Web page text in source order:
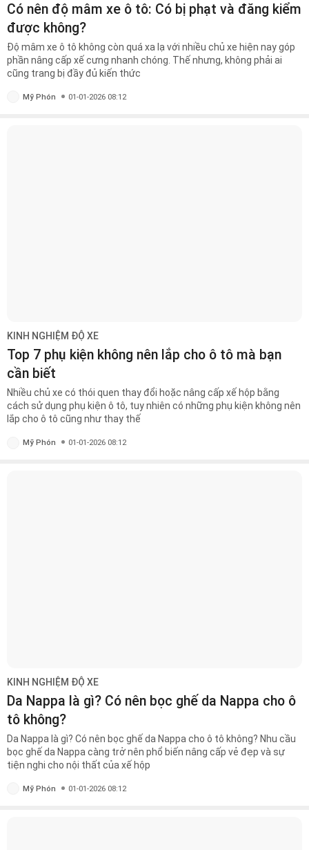
Có nên độ mâm xe ô tô: Có bị phạt và đăng kiểm
được không?
Độ mâm xe ô tô không còn quá xa lạ với nhiều chủ xe hiện nay góp
phần nâng cấp xế cưng nhanh chóng. Thế nhưng, không phải ai
cũng trang bị đầy đủ kiến thức
Mỹ Phón 01-01-2026 08:12
KINH NGHIỆM ĐỘ XE
Top 7 phụ kiện không nên lắp cho ô tô mà bạn
cần biết
Nhiều chủ xe có thói quen thay đổi hoặc nâng cấp xế hộp bằng
cách sử dụng phụ kiện ô tô, tuy nhiên có những phụ kiện không nên
lắp cho ô tô cũng như thay thế
Mỹ Phón 01-01-2026 08:12
KINH NGHIỆM ĐỘ XE
Da Nappa là gì? Có nên bọc ghế da Nappa cho ô
tô không?
Da Nappa là gì? Có nên bọc ghế da Nappa cho ô tô không? Nhu cầu
bọc ghế da Nappa càng trở nên phổ biến nâng cấp vẻ đẹp và sự
tiện nghi cho nội thất của xế hộp
Mỹ Phón 01-01-2026 08:12